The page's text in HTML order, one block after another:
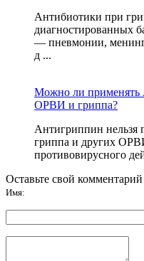
Антибиотики при
диагностированных
— пневмонии,
д ...
Можно ли применять
ОРВИ и гриппа?
Антигриппин нельзя
гриппа и других
противовирусного
Оставьте свой комментарий
Имя: